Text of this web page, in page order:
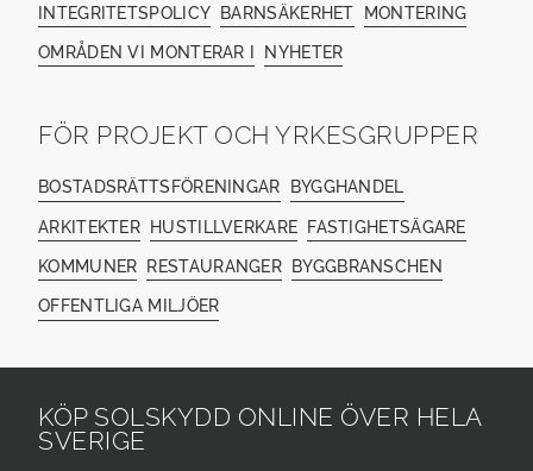
INTEGRITETSPOLICY BARNSÄKERHET MONTERING
OMRÅDEN VI MONTERAR I NYHETER
FÖR PROJEKT OCH YRKESGRUPPER
BOSTADSRÄTTSFÖRENINGAR BYGGHANDEL
ARKITEKTER HUSTILLVERKARE FASTIGHETSÄGARE
KOMMUNER RESTAURANGER BYGGBRANSCHEN
OFFENTLIGA MILJÖER
KÖP SOLSKYDD ONLINE ÖVER HELA
SVERIGE